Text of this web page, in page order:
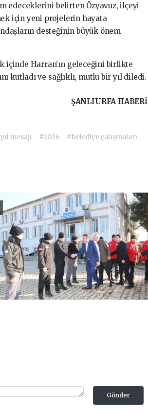
edeceklerini belirten Özyavuz, ilçeyi
için yeni projelerin hayata
desteğinin büyük önem
içinde Harran’ın geleceğini birlikte
kutladı ve sağlıklı, mutlu bir yıl diledi.
ŞANLIURFA HABERİ
mesajı #2026
#belediye çalışmaları
Gönder